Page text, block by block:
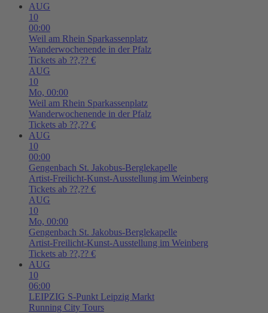
AUG
10
00:00
Weil am Rhein Sparkassenplatz
Wanderwochenende in der Pfalz
Tickets ab ??,?? €
AUG
10
Mo, 00:00
Weil am Rhein Sparkassenplatz
Wanderwochenende in der Pfalz
Tickets ab ??,?? €
AUG
10
00:00
Gengenbach St. Jakobus-Berglekapelle
Artist-Freilicht-Kunst-Ausstellung im Weinberg
Tickets ab ??,?? €
AUG
10
Mo, 00:00
Gengenbach St. Jakobus-Berglekapelle
Artist-Freilicht-Kunst-Ausstellung im Weinberg
Tickets ab ??,?? €
AUG
10
06:00
LEIPZIG S-Punkt Leipzig Markt
Running City Tours